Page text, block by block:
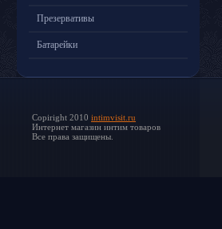
Презервативы
Батарейки
Copiright 2010 intimvisit.ru
Интернет магазин интим товаров
Все права защищены.